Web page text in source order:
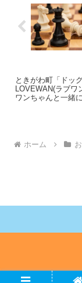
ときがわ町「ドッ
LOVEWAN(ラブワ
ワンちゃんと一緒
ホーム